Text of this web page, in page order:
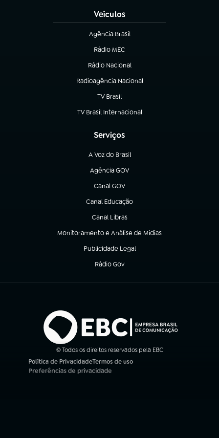
Veículos
Agência Brasil
(abre em nova aba)
Rádio MEC
Rádio Nacional
(abre em nova aba)
Radioagência Nacional
(abre em nova aba)
TV Brasil
(abre em nova aba)
TV Brasil Internacional
(abre em nova aba)
Serviços
A Voz do Brasil
(abre em nova aba)
Agência GOV
(abre em nova aba)
Canal GOV
(abre em nova aba)
Canal Educação
(abre em nova aba)
Canal Libras
(abre em nova aba)
Monitoramento e Análise de Mídias
(abre em nova aba)
Publicidade Legal
(abre em nova aba)
Rádio Gov
(abre em nova aba)
© Todos os direitos reservados pela EBC
Política de Privacidade
(abre em nova aba)
Termos de uso
(abre em nova aba)
Preferências de privacidade